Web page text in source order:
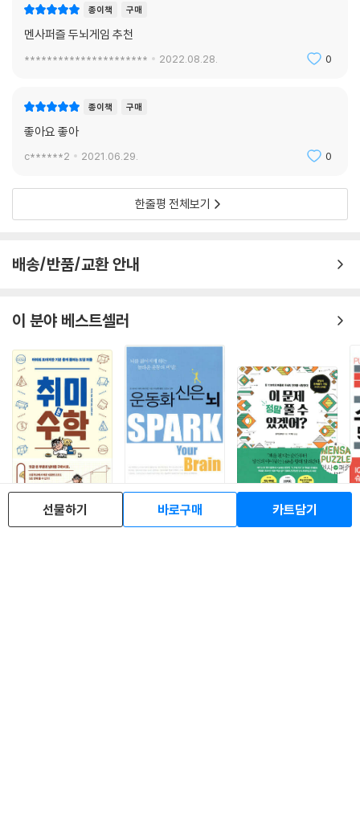
종이책 구매
멘사퍼즐 두뇌게임 추천
********************** 2022.08.28. 0
종이책 구매
좋아요 좋아
c******2 2021.06.29. 0
한줄평 전체보기
배송/반품/교환 안내
이 분야 베스트셀러
취미는 수학
10 15,300
운동화 신은 뇌
10 14,400
이 문제 정말 풀 수 있겠
어?
선물하기 바로구매 카트담기